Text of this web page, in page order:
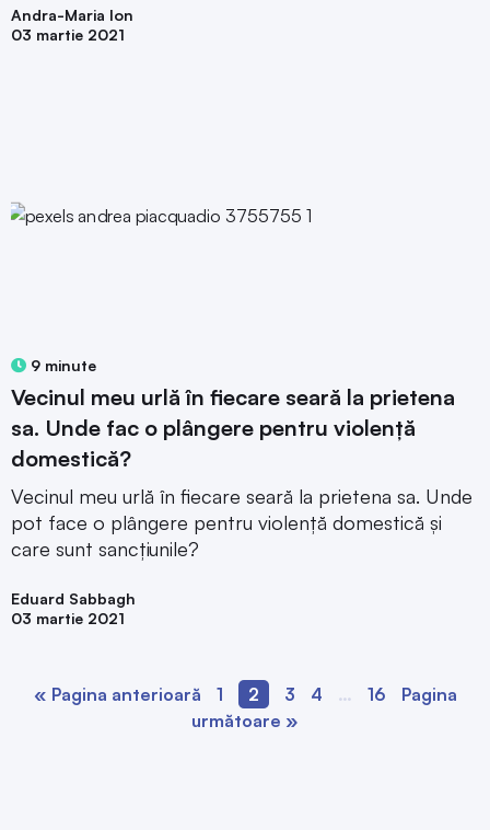
Andra-Maria Ion
03 martie 2021
9 minute
Vecinul meu urlă în fiecare seară la prietena
sa. Unde fac o plângere pentru violență
domestică?
Vecinul meu urlă în fiecare seară la prietena sa. Unde
pot face o plângere pentru violență domestică și
care sunt sancțiunile?
Eduard Sabbagh
03 martie 2021
« Pagina anterioară 1 2 3 4 … 16
Pagina
următoare »